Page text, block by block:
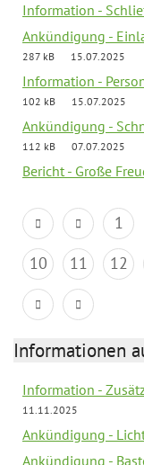
Information -
Ankündigung -
287 kB
15.07.2025
Information -
102 kB
15.07.2025
Ankündigung -
112 kB
07.07.2025
Bericht - Große
1
10
11 12
Informationen
Information -
11.11.2025
Ankündigung -
Ankündigung -